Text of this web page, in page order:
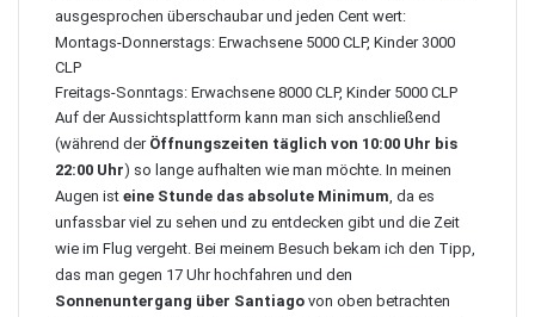
ausgesprochen überschaubar und jeden Cent wert:
Montags-Donnerstags: Erwachsene 5000 CLP, Kinder 3000
CLP
Freitags-Sonntags: Erwachsene 8000 CLP, Kinder 5000 CLP
Auf der Aussichtsplattform kann man sich anschließend
(während der Öffnungszeiten täglich von 10:00 Uhr bis
22:00 Uhr) so lange aufhalten wie man möchte. In meinen
Augen ist eine Stunde das absolute Minimum, da es
unfassbar viel zu sehen und zu entdecken gibt und die Zeit
wie im Flug vergeht. Bei meinem Besuch bekam ich den Tipp,
das man gegen 17 Uhr hochfahren und den
Sonnenuntergang über Santiago von oben betrachten